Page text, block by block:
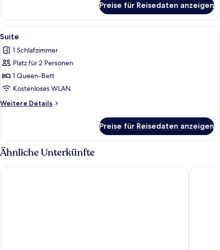
Preise für Reisedaten anzeigen
Alle
Fotos
für
Suite
anzeigen
Ein modernes Wohnzimmer mit
4
Suite
1 Schlafzimmer
Platz für 2 Personen
1 Queen-Bett
Kostenloses WLAN
Weitere Details
Weitere
Preise für Reisedaten anzeigen
Ähnliche Unterkünfte
Appart'City Confort Montpellier Ovalie 1